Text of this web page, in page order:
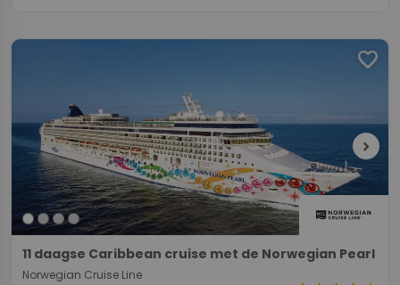
favorite
chevron_right
11 daagse Caribbean cruise met de Norwegian Pearl
Norwegian Cruise Line